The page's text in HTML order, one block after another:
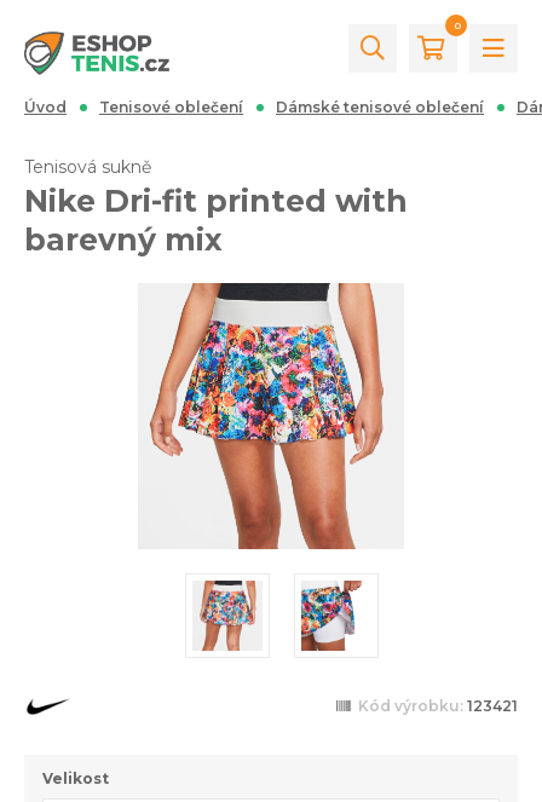
0
Úvod Tenisové oblečení Dámské tenisové oblečení
Tenisová sukně
Nike Dri-fit printed with
barevný mix
Kód výrobku: 123421
Velikost